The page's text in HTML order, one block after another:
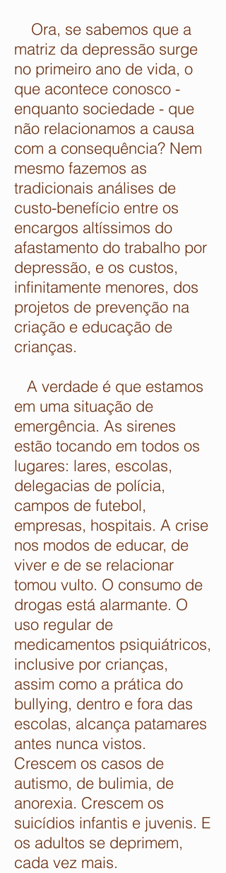
Ora, se sabemos que a
matriz da depressão surge
no primeiro ano de vida, o
que acontece conosco -
enquanto sociedade - que
não relacionamos a causa
com a consequência? Nem
mesmo fazemos as
tradicionais análises de
custo-benefício entre os
encargos altíssimos do
afastamento do trabalho por
depressão, e os custos,
infinitamente menores, dos
projetos de prevenção na
criação e educação de
crianças.
A verdade é que estamos
em uma situação de
emergência. As sirenes
estão tocando em todos os
lugares: lares, escolas,
delegacias de polícia,
campos de futebol,
empresas, hospitais. A crise
nos modos de educar, de
viver e de se relacionar
tomou vulto. O consumo de
drogas está alarmante. O
uso regular de
medicamentos psiquiátricos,
inclusive por crianças,
assim como a prática do
bullying, dentro e fora das
escolas, alcança patamares
antes nunca vistos.
Crescem os casos de
autismo, de bulimia, de
anorexia. Crescem os
suicídios infantis e juvenis. E
os adultos se deprimem,
cada vez mais.